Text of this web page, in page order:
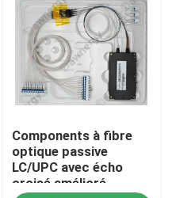
Components à fibre
optique passive
LC/UPC avec écho
croisé amélioré